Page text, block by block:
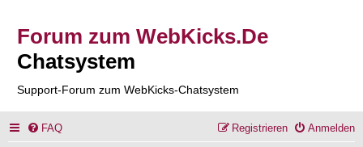
Forum zum WebKicks.De
Chatsystem
Support-Forum zum WebKicks-Chatsystem
FAQ Anmelden
Registrieren